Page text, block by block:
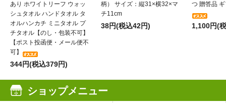
あり ホワイトリーフ ウォッ
シュタオル ハンドタオル タ
オルハンカチ ミニタオル プ
チタオル【のし・包装不可】
【ポスト投函便・メール便不
可】
344円(税込379円)
柄） サイズ：縦31×横32×マ
チ11cm
38円(税込42円)
つ 贈答品
1,100円(
ショップメニュー